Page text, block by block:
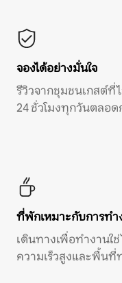
จองได้อย่างมั่นใจ
รีวิวจากชุมชนเกสต์ที่
24 ชั่วโมงทุกวันตลอด
ที่พักเหมาะกับการท
เดินทางเพื่อทำงานใ
ความเร็วสูงและพื้นที่